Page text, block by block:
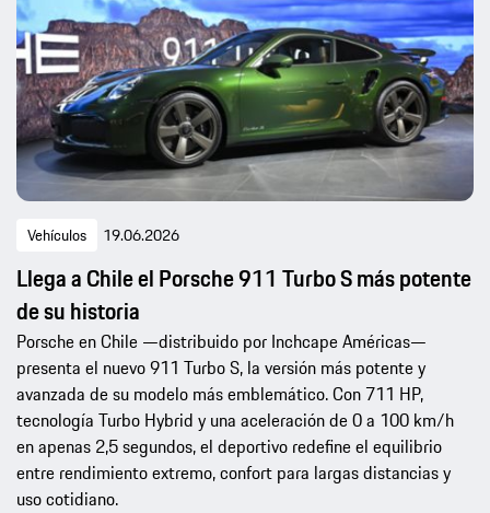
Vehículos 19.06.2026
Llega a Chile el Porsche 911 Turbo S más potente
de su historia
Porsche en Chile —distribuido por Inchcape Américas—
presenta el nuevo 911 Turbo S, la versión más potente y
avanzada de su modelo más emblemático. Con 711 HP,
tecnología Turbo Hybrid y una aceleración de 0 a 100 km/h
en apenas 2,5 segundos, el deportivo redefine el equilibrio
entre rendimiento extremo, confort para largas distancias y
uso cotidiano.